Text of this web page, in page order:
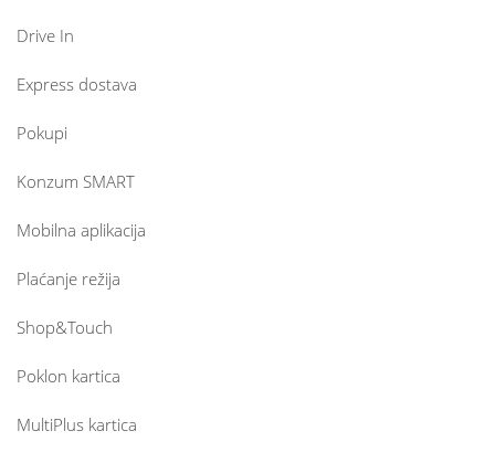
Drive In
Express dostava
Pokupi
Konzum SMART
Mobilna aplikacija
Plaćanje režija
Shop&Touch
Poklon kartica
MultiPlus kartica